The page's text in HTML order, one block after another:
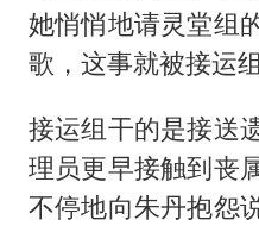
她悄悄地请灵堂组
歌，这事就被接运
接运组干的是接送
理员更早接触到丧
不停地向朱丹抱怨